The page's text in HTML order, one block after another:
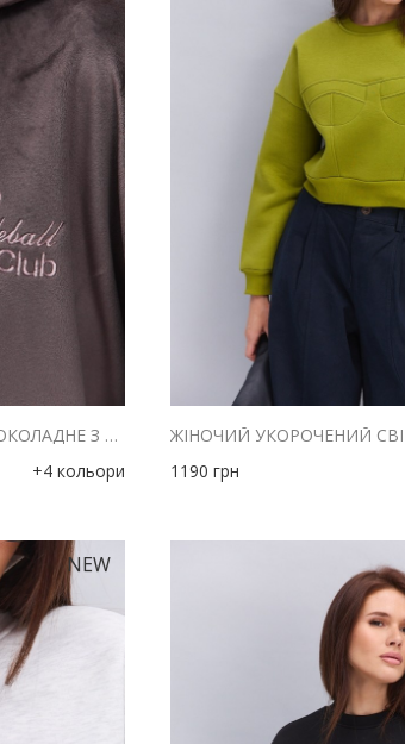
ЖІНОЧЕ ВЕЛЮРОВЕ ЗІП-ХУДІ ШОКОЛАДНЕ З ВИШИВКОЮ THE PICKLEBALL CLUB
+4 кольори
1190 грн
NEW